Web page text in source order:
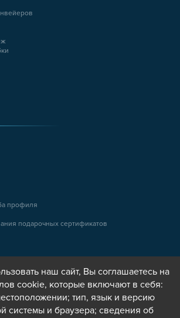
профиля
подарочных сертификатов
наш сайт, Вы соглашаетесь на
cookie, которые включают в себя:
тип, язык и версию
системы и браузера; сведения об